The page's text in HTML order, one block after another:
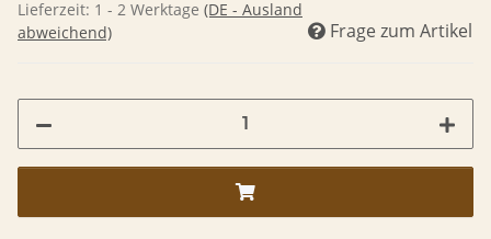
Lieferzeit: 1 - 2 Werktage (DE - Ausland
abweichend)
Frage zum Artikel